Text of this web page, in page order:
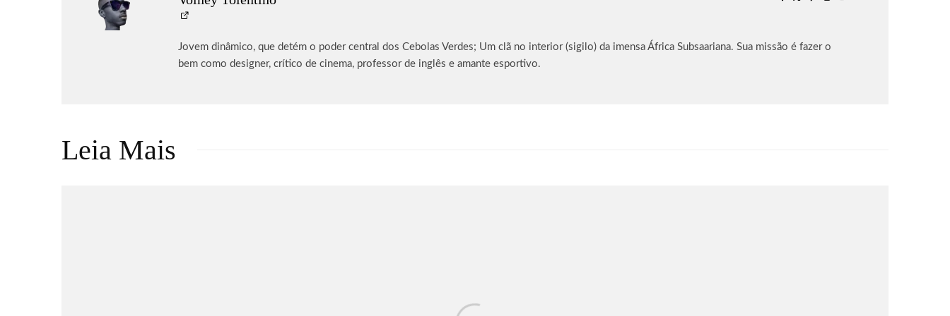
Jovem dinâmico, que detém o poder central dos Cebolas Verdes; Um clã no interior (sigilo) da imensa África Subsaariana. Sua missão é fazer o
bem como designer, crítico de cinema, professor de inglês e amante esportivo.
Leia Mais